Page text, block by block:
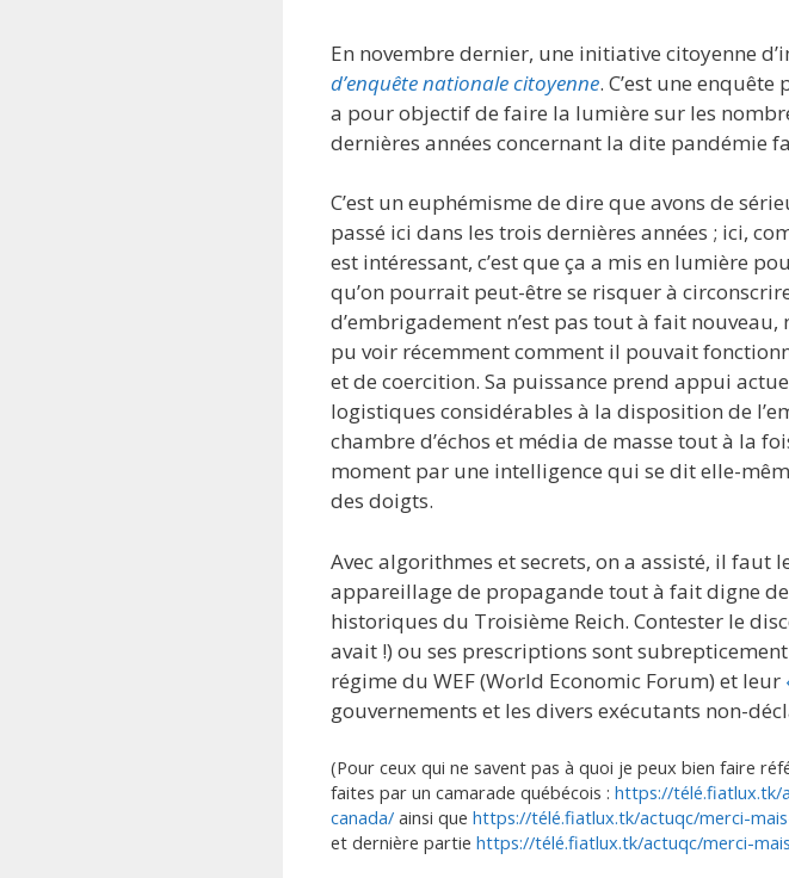
En novembre dernier, une initiative citoyenne
d’enquête nationale citoyenne. C’est une
a pour objectif de faire la lumière sur les
dernières années concernant la dite pandémie
C’est un euphémisme de dire que avons de
passé ici dans les trois dernières années ; ici,
est intéressant, c’est que ça a mis en lumière
qu’on pourrait peut-être se risquer à
d’embrigadement n’est pas tout à fait
pu voir récemment comment il pouvait
et de coercition. Sa puissance prend appui
logistiques considérables à la disposition de
chambre d’échos et média de masse tout à la
moment par une intelligence qui se dit elle-
des doigts.
Avec algorithmes et secrets, on a assisté, il
appareillage de propagande tout à fait digne de
historiques du Troisième Reich. Contester le
avait !) ou ses prescriptions sont
régime du WEF (World Economic Forum) et leur
gouvernements et les divers exécutants non-
(Pour ceux qui ne savent pas à quoi je peux bien faire
faites par un camarade québécois : https://télé.fiatlux.tk/
canada/ ainsi que https://télé.fiatlux.tk/actuqc/merci-
et dernière partie https://télé.fiatlux.tk/actuqc/merci-